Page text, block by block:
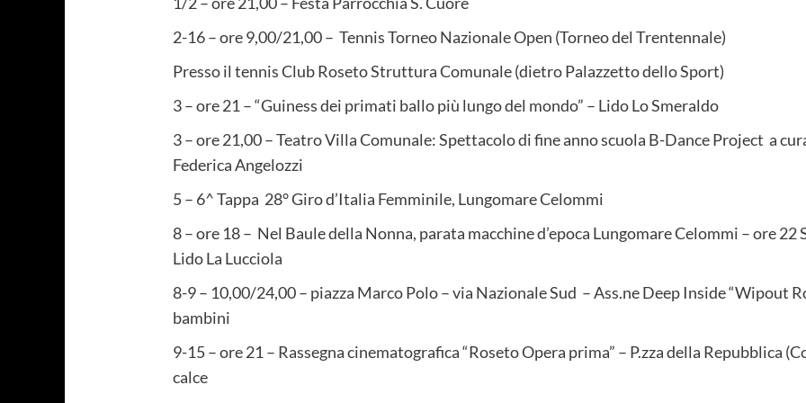
2-16 – ore 9,00/21,00 – Tennis Torneo Nazionale Open (Torneo del Trentennale)
Presso il tennis Club Roseto Struttura Comunale (dietro Palazzetto dello Sport)
3 – ore 21 – “Guiness dei primati ballo più lungo del mondo” – Lido Lo Smeraldo
3 – ore 21,00 – Teatro Villa Comunale: Spettacolo di fine anno scuola B-Dance Project a
Federica Angelozzi
5 – 6^ Tappa 28° Giro d’Italia Femminile, Lungomare Celommi
8 – ore 18 – Nel Baule della Nonna, parata macchine d’epoca Lungomare Celommi – ore 22
Lido La Lucciola
8-9 – 10,00/24,00 – piazza Marco Polo – via Nazionale Sud – Ass.ne Deep Inside “Wipout
bambini
9-15 – ore 21 – Rassegna cinematografica “Roseto Opera prima” – P.zza della Repubblica
calce